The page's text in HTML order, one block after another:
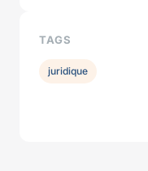
TAGS
juridique